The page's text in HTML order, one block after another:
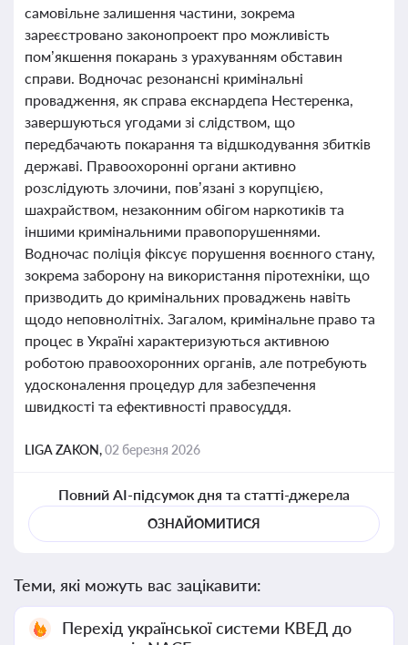
самовільне залишення частини, зокрема
зареєстровано законопроект про можливість
пом’якшення покарань з урахуванням обставин
справи. Водночас резонансні кримінальні
провадження, як справа екснардепа Нестеренка,
завершуються угодами зі слідством, що
передбачають покарання та відшкодування збитків
державі. Правоохоронні органи активно
розслідують злочини, пов’язані з корупцією,
шахрайством, незаконним обігом наркотиків та
іншими кримінальними правопорушеннями.
Водночас поліція фіксує порушення воєнного стану,
зокрема заборону на використання піротехніки, що
призводить до кримінальних проваджень навіть
щодо неповнолітніх. Загалом, кримінальне право та
процес в Україні характеризуються активною
роботою правоохоронних органів, але потребують
удосконалення процедур для забезпечення
швидкості та ефективності правосуддя.
LIGA ZAKON,02 березня 2026
Повний AI-підсумок дня та статті-джерела
ОЗНАЙОМИТИСЯ
Теми, які можуть вас зацікавити:
Перехід української системи КВЕД до